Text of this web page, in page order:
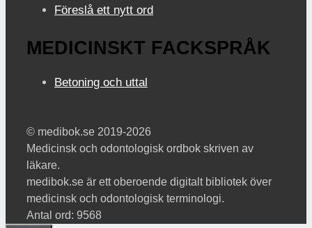
Föreslå ett nytt ord
MEDICINSKT FACKSPRÅK
Betoning och uttal
© medibok.se 2019-2026
Medicinsk och odontologisk ordbok skriven av
läkare.
medibok.se är ett oberoende digitalt bibliotek över
medicinsk och odontologisk terminologi.
Antal ord: 9568